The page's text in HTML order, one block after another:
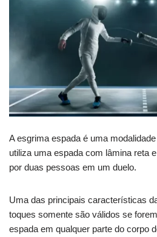
A esgrima espada é uma
utiliza uma espada com lâmina reta
por duas pessoas em um duelo.
Uma das principais características
toques somente são válidos se
espada em qualquer parte do corpo